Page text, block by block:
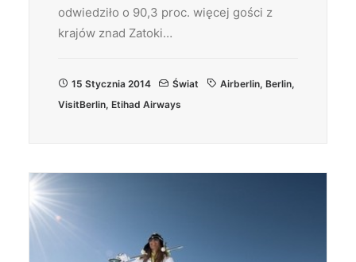
odwiedziło o 90,3 proc. więcej gości z
krajów znad Zatoki…
15 Stycznia 2014 Świat Airberlin, Berlin,
VisitBerlin, Etihad Airways